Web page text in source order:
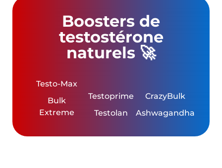
Boosters de
testostérone
naturels 🚀
Testo-Max
Bulk
Extreme
Testoprime
Testolan
CrazyBulk
Ashwagandha